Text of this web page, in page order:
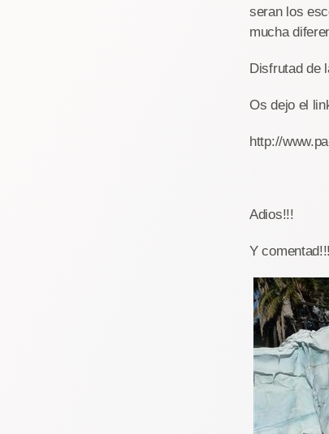
seran los
mucha
Disfrutad de
Os dejo el
http://
Adios!!!
Y comentad!!!